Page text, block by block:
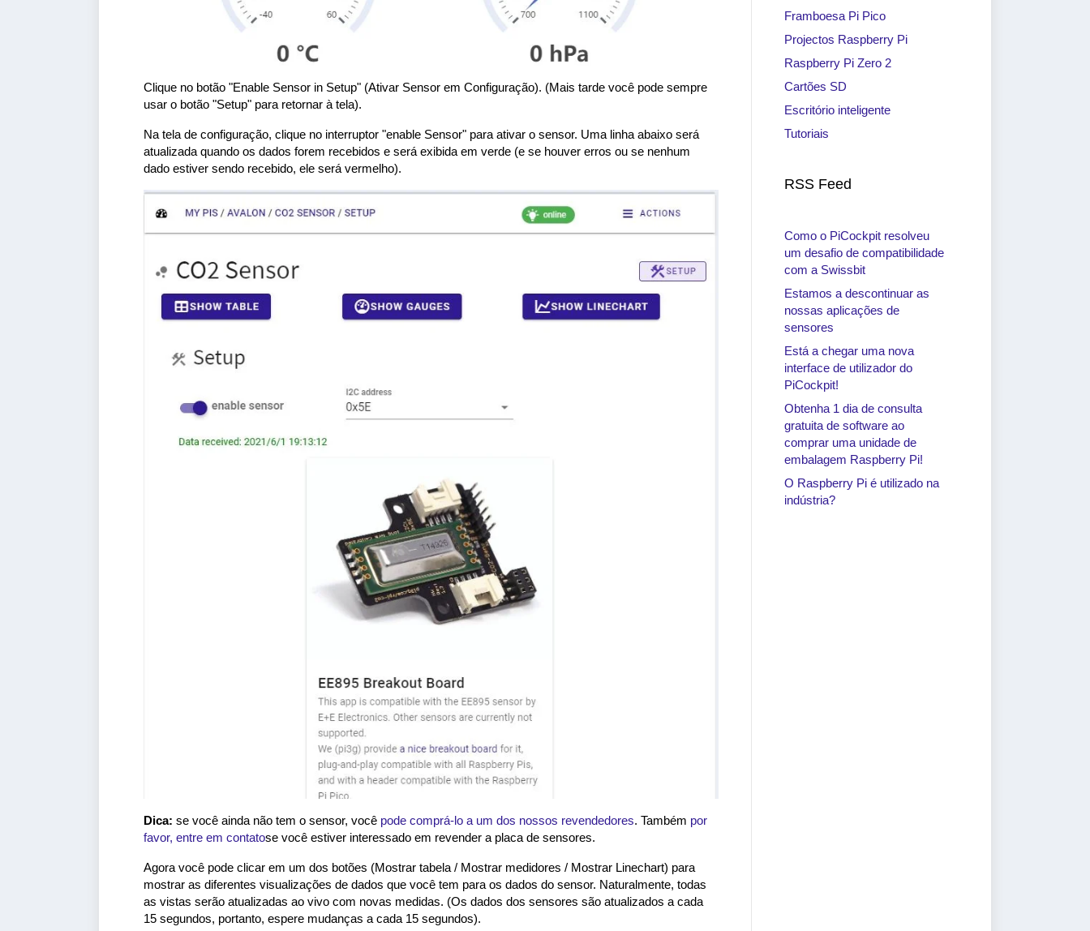
Clique no botão "Enable Sensor in Setup" (Ativar Sensor em Configuração). (Mais tarde você pode sempre
usar o botão "Setup" para retornar à tela).
Na tela de configuração, clique no interruptor "enable Sensor" para ativar o sensor. Uma linha abaixo será
atualizada quando os dados forem recebidos e será exibida em verde (e se houver erros ou se nenhum
dado estiver sendo recebido, ele será vermelho).
Dica: se você ainda não tem o sensor, você pode comprá-lo a um dos nossos revendedores. Também por
favor, entre em contatose você estiver interessado em revender a placa de sensores.
Agora você pode clicar em um dos botões (Mostrar tabela / Mostrar medidores / Mostrar Linechart) para
mostrar as diferentes visualizações de dados que você tem para os dados do sensor. Naturalmente, todas
as vistas serão atualizadas ao vivo com novas medidas. (Os dados dos sensores são atualizados a cada
15 segundos, portanto, espere mudanças a cada 15 segundos).
Framboesa Pi Pico
Projectos Raspberry Pi
Raspberry Pi Zero 2
Cartões SD
Escritório inteligente
Tutoriais
RSS Feed
Como o PiCockpit resolveu
um desafio de compatibilidade
com a Swissbit
Estamos a descontinuar as
nossas aplicações de
sensores
Está a chegar uma nova
interface de utilizador do
PiCockpit!
Obtenha 1 dia de consulta
gratuita de software ao
comprar uma unidade de
embalagem Raspberry Pi!
O Raspberry Pi é utilizado na
indústria?